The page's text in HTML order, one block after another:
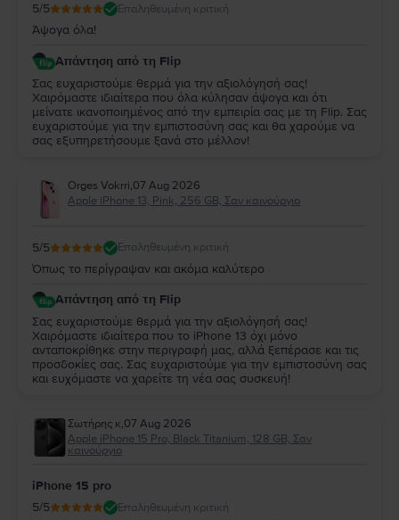
5/5 Επαληθευμένη κριτική
Άψογα όλα!
Απάντηση από τη Flip
Σας ευχαριστούμε θερμά για την αξιολόγησή σας!
Χαιρόμαστε ιδιαίτερα που όλα κύλησαν άψογα και ότι
μείνατε ικανοποιημένος από την εμπειρία σας με τη Flip. Σας
ευχαριστούμε για την εμπιστοσύνη σας και θα χαρούμε να
σας εξυπηρετήσουμε ξανά στο μέλλον!
Orges Vokrri,07 Aug 2026
Apple iPhone 13, Pink, 256 GB, Σαν καινούργιο
5/5 Επαληθευμένη κριτική
Όπως το περίγραψαν και ακόμα καλύτερο
Απάντηση από τη Flip
Σας ευχαριστούμε θερμά για την αξιολόγησή σας!
Χαιρόμαστε ιδιαίτερα που το iPhone 13 όχι μόνο
ανταποκρίθηκε στην περιγραφή μας, αλλά ξεπέρασε και τις
προσδοκίες σας. Σας ευχαριστούμε για την εμπιστοσύνη σας
και ευχόμαστε να χαρείτε τη νέα σας συσκευή!
Σωτήρης κ,07 Aug 2026
Apple iPhone 15 Pro, Black Titanium, 128 GB, Σαν
καινούργιο
iPhone 15 pro
5/5 Επαληθευμένη κριτική